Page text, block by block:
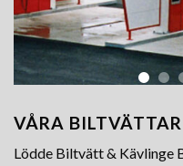
VÅRA BILTVÄTTAR
Lödde Biltvätt & Kävlinge